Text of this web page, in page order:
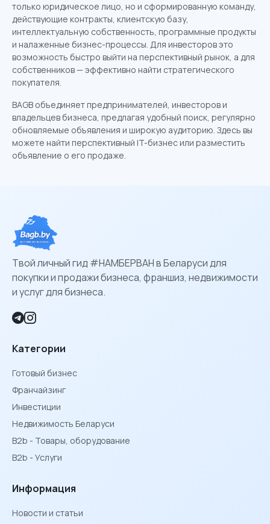
только юридическое лицо, но и сформированную команду,
действующие контракты, клиентскую базу,
интеллектуальную собственность, программные продукты
и налаженные бизнес-процессы. Для инвесторов это
возможность быстро выйти на перспективный рынок, а для
собственников — эффективно найти стратегического
покупателя.
BAGB объединяет предпринимателей, инвесторов и
владельцев бизнеса, предлагая удобный поиск, регулярно
обновляемые объявления и широкую аудиторию. Здесь вы
можете найти перспективный IT-бизнес или разместить
объявление о его продаже.
Твой личный гид #НАМБЕРВАН в Беларуси для
покупки и продажи бизнеса, франшиз, недвижимости
и услуг для бизнеса.
Категории
Готовый бизнес
Франчайзинг
Инвестиции
Недвижимость Беларуси
B2b - Товары, оборудование
B2b - Услуги
Информация
Новости и статьи